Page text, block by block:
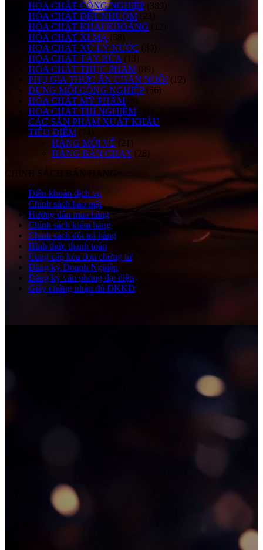
HÓA CHẤT CÔNG NGHIỆP (389)
HÓA CHẤT DỆT NHUỘM (23)
HÓA CHẤT KHAI KHOÁNG
HÓA CHẤT XI MẠ (58)
HÓA CHẤT XỬ LÝ NƯỚC (30)
HÓA CHẤT TẨY RỬA (13)
HÓA CHẤT THỰC PHẨM (89)
PHỤ GIA THỨC ĂN CHĂN NUÔI (12)
DUNG MÔI CÔNG NGHIỆP (56)
HÓA CHẤT MỸ PHẨM
(8)
HÓA CHẤT THÍ NGHIỆM
CÁC SẢN PHẨM XUẤT KHẨU
TIÊU ĐIỂM
(74)
HÀNG MỚI VỀ (21)
HÀNG BÁN CHẠY (28)
CHÍNH SÁCH BÁN HÀNG
Điều khoản dịch vụ
Chính sách bảo mật
Hướng dẫn mua hàng
Chính sách kiểm hàng
Chính sách đổi trả hàng
Hình thức thanh toán
Cung cấp hóa đơn chứng từ
Đăng ký Doanh Nghiệp
Đăng ký văn phòng đại diện
Giấy chứng nhận đủ ĐKKD